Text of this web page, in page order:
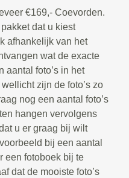
€169,- Coevorden.
dat u kiest
afhankelijk van het
wat de exacte
aantal foto’s in het
zijn de foto’s zo
nog een aantal foto’s
hangen vervolgens
u er graag bij wilt
bij een aantal
een fotoboek bij te
dat de mooiste foto’s